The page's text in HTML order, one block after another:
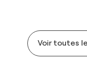
Voir toutes